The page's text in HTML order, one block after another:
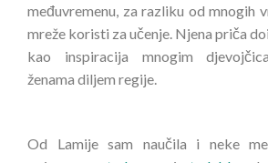
međuvremenu, za razliku od mnogih
mreže koristi za učenje. Njena priča
kao inspiracija mnogim
ženama diljem regije.
Od Lamije sam naučila i neke